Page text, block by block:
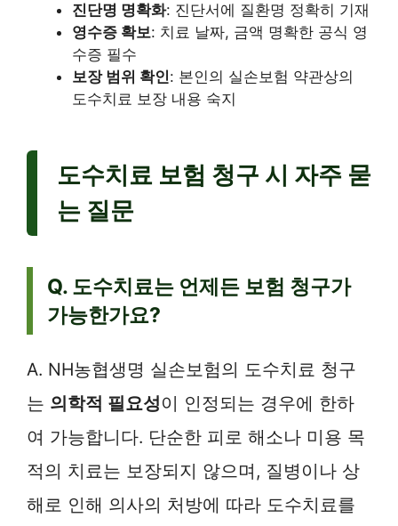
진단명 명확화: 진단서에 질환명 정확히 기재
영수증 확보: 치료 날짜, 금액 명확한 공식 영
수증 필수
보장 범위 확인: 본인의 실손보험 약관상의
도수치료 보장 내용 숙지
도수치료 보험 청구 시 자주 묻
는 질문
Q. 도수치료는 언제든 보험 청구가
가능한가요?
A. NH농협생명 실손보험의 도수치료 청구
는 의학적 필요성이 인정되는 경우에 한하
여 가능합니다. 단순한 피로 해소나 미용 목
적의 치료는 보장되지 않으며, 질병이나 상
해로 인해 의사의 처방에 따라 도수치료를